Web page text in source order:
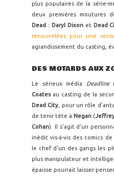
plus populaires de la série-
deux premières moutures
Dead : Daryl Dixonet Dead
renouvelées pour une
agrandissement du casting,
DES MOTARDS AUX
Le sérieux média Deadline
Coates au casting de la
Dead City , pour un rôle
de tenir tête à Negan (
Cohan). Il s'agit d'un
inédit vis-à-vis des comics de
le chef d'un des gangs les
plus manipulateur et
épaisse pourrait laisser